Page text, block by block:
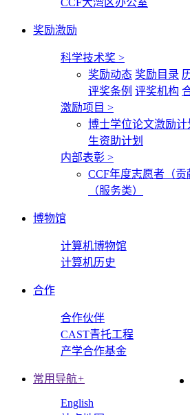
CCF大湾区办公室
奖励激励
科学技术奖 >
奖励动态 奖励目录
评奖条例 评奖机构
激励项目 >
博士学位论文激励计
生资助计划
内部表彰 >
CCF年度志愿者（贡
（服务类）
博物馆
计算机博物馆
计算机历史
合作
合作伙伴
CAST青托工程
产学合作基金
常用导航+
English